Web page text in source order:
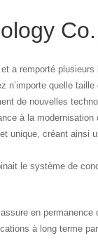
a remporté
quelle
de nouvelles
à la
unique, créant ainsi
le système de
en
à long terme